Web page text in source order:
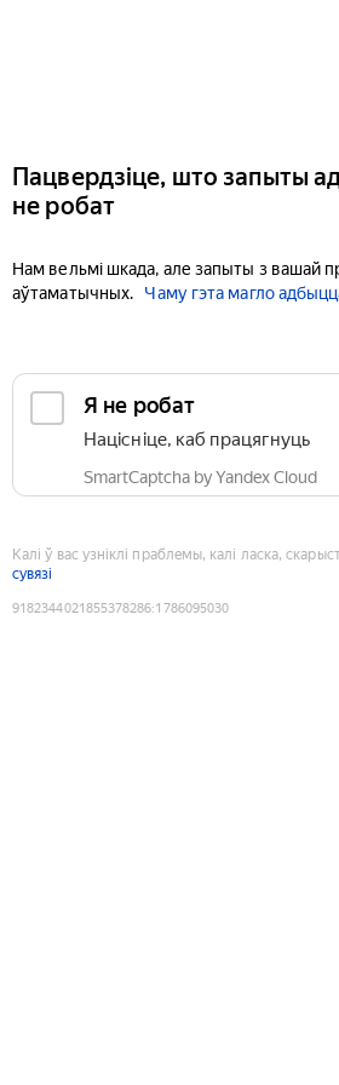
Пацвердзіце, што запыты
не робат
Нам вельмі шкада, але запыты з вашай
аўтаматычных.
Чаму гэта магло
Я не робат
Націсніце, каб працягнуць
SmartCaptcha by Yandex Cloud
Калі ў вас узніклі праблемы, калі ласка,
сувязі
9182344021855378286:1786095030